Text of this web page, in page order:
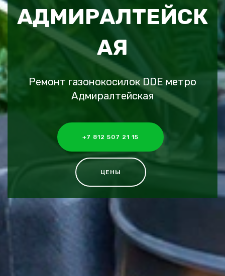
АДМИРАЛТЕЙСК
АЯ
Ремонт газонокосилок DDE метро
Адмиралтейская
+7 812 507 21 15
ЦЕНЫ